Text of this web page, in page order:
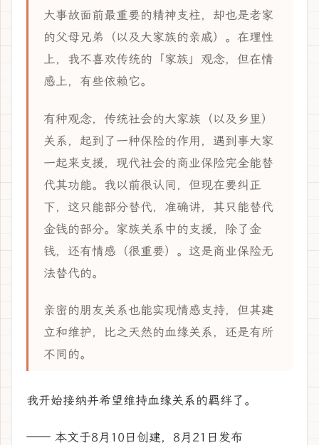
大事故面前最重要的精神支柱，却也是老家
的父母兄弟（以及大家族的亲戚）。在理性
上，我不喜欢传统的「家族」观念，但在情
感上，有些依赖它。
有种观念，传统社会的大家族（以及乡里）
关系，起到了一种保险的作用，遇到事大家
一起来支援，现代社会的商业保险完全能替
代其功能。我以前很认同，但现在要纠正
下，这只能部分替代，准确讲，其只能替代
金钱的部分。家族关系中的支援，除了金
钱，还有情感（很重要）。这是商业保险无
法替代的。
亲密的朋友关系也能实现情感支持，但其建
立和维护，比之天然的血缘关系，还是有所
不同的。
我开始接纳并希望维持血缘关系的羁绊了。
—— 本文于8月10日创建，8月21日发布